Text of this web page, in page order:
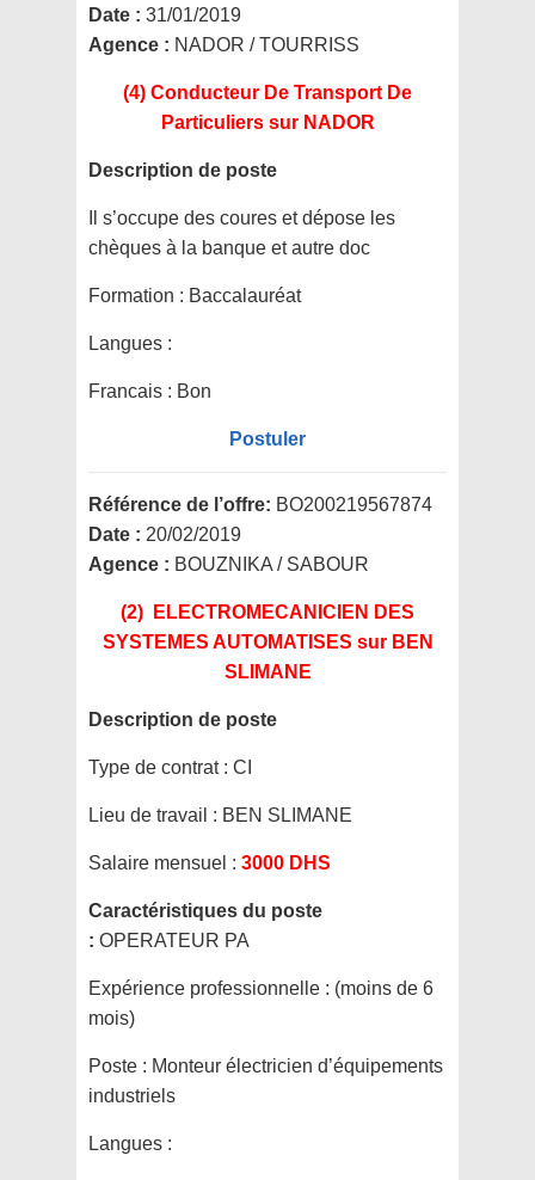
Date : 31/01/2019
Agence : NADOR / TOURRISS
(4) Conducteur De Transport De
Particuliers sur NADOR
Description de poste
Il s’occupe des coures et dépose les
chèques à la banque et autre doc
Formation : Baccalauréat
Langues :
Francais : Bon
Postuler
Référence de l’offre: BO200219567874
Date : 20/02/2019
Agence : BOUZNIKA / SABOUR
(2) ELECTROMECANICIEN DES
SYSTEMES AUTOMATISES sur BEN
SLIMANE
Description de poste
Type de contrat : CI
Lieu de travail : BEN SLIMANE
Salaire mensuel : 3000 DHS
Caractéristiques du poste
: OPERATEUR PA
Expérience professionnelle : (moins de 6
mois)
Poste : Monteur électricien d’équipements
industriels
Langues :